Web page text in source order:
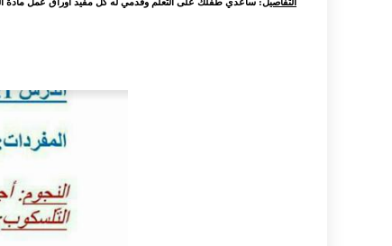
التفاصيل: ساعدي طفلك على التعلم وقدمي له كل مفيد اوراق عمل مادة